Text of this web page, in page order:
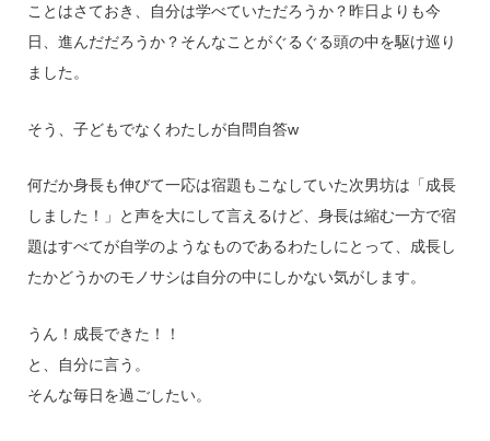
ことはさておき、自分は学べていただろうか？昨日よりも今
日、進んだだろうか？そんなことがぐるぐる頭の中を駆け巡り
ました。
そう、子どもでなくわたしが自問自答w
何だか身長も伸びて一応は宿題もこなしていた次男坊は「成長
しました！」と声を大にして言えるけど、身長は縮む一方で宿
題はすべてが自学のようなものであるわたしにとって、成長し
たかどうかのモノサシは自分の中にしかない気がします。
うん！成長できた！！
と、自分に言う。
そんな毎日を過ごしたい。